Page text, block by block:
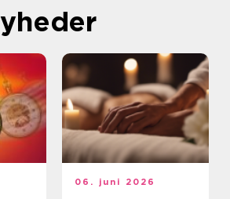
06. juni 2026